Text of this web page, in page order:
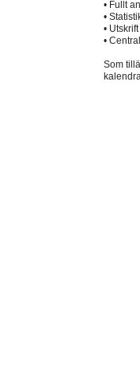
• Fullt
•
•
•
Som